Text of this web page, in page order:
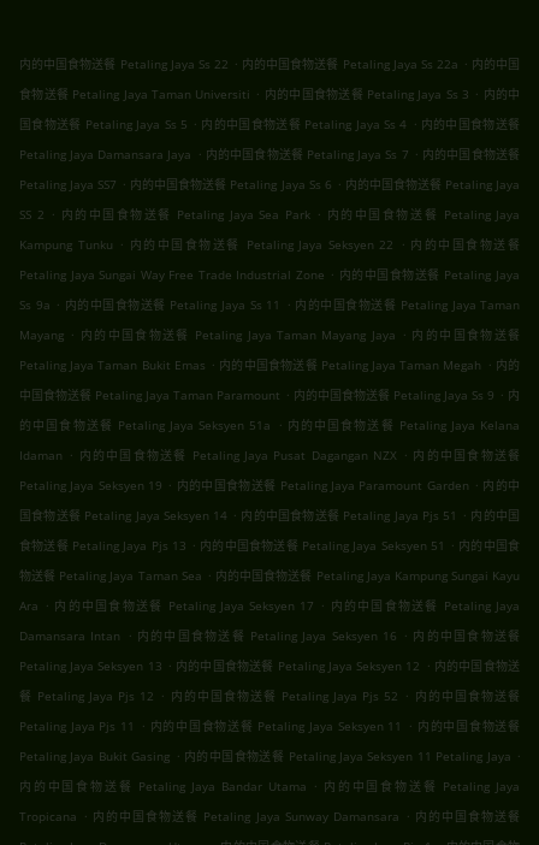
内的中国食物送餐 Petaling Jaya Ss 22 . 内的中国食物送餐 Petaling Jaya Ss 22a . 内的中国
食物送餐 Petaling Jaya Taman Universiti . 内的中国食物送餐 Petaling Jaya Ss 3 . 内的中
国食物送餐 Petaling Jaya Ss 5 . 内的中国食物送餐 Petaling Jaya Ss 4 . 内的中国食物送餐
Petaling Jaya Damansara Jaya . 内的中国食物送餐 Petaling Jaya Ss 7 . 内的中国食物送餐
Petaling Jaya SS7 . 内的中国食物送餐 Petaling Jaya Ss 6 . 内的中国食物送餐 Petaling Jaya
SS 2 . 内的中国食物送餐 Petaling Jaya Sea Park . 内的中国食物送餐 Petaling Jaya
Kampung Tunku . 内的中国食物送餐 Petaling Jaya Seksyen 22 . 内的中国食物送餐
Petaling Jaya Sungai Way Free Trade Industrial Zone . 内的中国食物送餐 Petaling Jaya
Ss 9a . 内的中国食物送餐 Petaling Jaya Ss 11 . 内的中国食物送餐 Petaling Jaya Taman
Mayang . 内的中国食物送餐 Petaling Jaya Taman Mayang Jaya . 内的中国食物送餐
Petaling Jaya Taman Bukit Emas . 内的中国食物送餐 Petaling Jaya Taman Megah . 内的
中国食物送餐 Petaling Jaya Taman Paramount . 内的中国食物送餐 Petaling Jaya Ss 9 . 内
的中国食物送餐 Petaling Jaya Seksyen 51a
. 内的中国食物送餐 Petaling Jaya Kelana
Idaman . 内的中国食物送餐 Petaling Jaya Pusat Dagangan NZX . 内的中国食物送餐
Petaling Jaya Seksyen 19 . 内的中国食物送餐 Petaling Jaya Paramount Garden . 内的中
国食物送餐 Petaling Jaya Seksyen 14 . 内的中国食物送餐 Petaling Jaya Pjs 51 . 内的中国
食物送餐 Petaling Jaya Pjs 13 . 内的中国食物送餐 Petaling Jaya Seksyen 51 . 内的中国食
物送餐 Petaling Jaya Taman Sea . 内的中国食物送餐 Petaling Jaya Kampung Sungai Kayu
Ara . 内的中国食物送餐 Petaling Jaya Seksyen 17 . 内的中国食物送餐 Petaling Jaya
Damansara Intan
. 内的中国食物送餐 Petaling Jaya Seksyen 16 . 内的中国食物送餐
Petaling Jaya Seksyen 13 . 内的中国食物送餐 Petaling Jaya Seksyen 12 . 内的中国食物送
餐 Petaling Jaya Pjs 12 . 内的中国食物送餐 Petaling Jaya Pjs 52 . 内的中国食物送餐
Petaling Jaya Pjs 11
. 内的中国食物送餐 Petaling Jaya Seksyen 11 . 内的中国食物送餐
Petaling Jaya Bukit Gasing . 内的中国食物送餐 Petaling Jaya Seksyen 11 Petaling Jaya .
内的中国食物送餐 Petaling Jaya Bandar Utama . 内的中国食物送餐 Petaling Jaya
Tropicana . 内的中国食物送餐 Petaling Jaya Sunway Damansara . 内的中国食物送餐